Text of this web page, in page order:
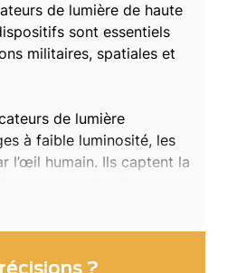
de lumière de haute
sont essentiels
militaires, spatiales et
de lumière
à faible luminosité, les
l’œil humain. Ils captent la
la lune, ou de sources
les lampadaires ou les